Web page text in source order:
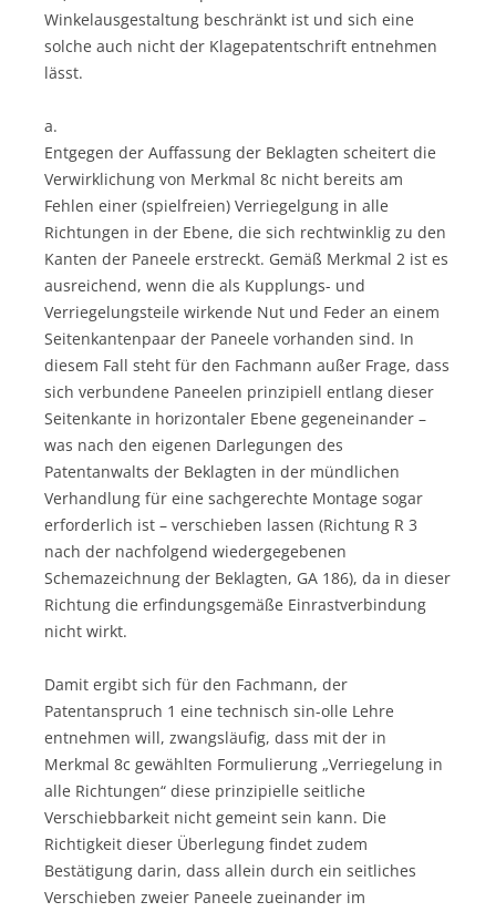
Winkelausgestaltung beschränkt ist und sich eine
solche auch nicht der Klagepatentschrift entnehmen
lässt.
a.
Entgegen der Auffassung der Beklagten scheitert die
Verwirklichung von Merkmal 8c nicht bereits am
Fehlen einer (spielfreien) Verriegelgung in alle
Richtungen in der Ebene, die sich rechtwinklig zu den
Kanten der Paneele erstreckt. Gemäß Merkmal 2 ist es
ausreichend, wenn die als Kupplungs- und
Verriegelungsteile wirkende Nut und Feder an einem
Seitenkantenpaar der Paneele vorhanden sind. In
diesem Fall steht für den Fachmann außer Frage, dass
sich verbundene Paneelen prinzipiell entlang dieser
Seitenkante in horizontaler Ebene gegeneinander –
was nach den eigenen Darlegungen des
Patentanwalts der Beklagten in der mündlichen
Verhandlung für eine sachgerechte Montage sogar
erforderlich ist – verschieben lassen (Richtung R 3
nach der nachfolgend wiedergegebenen
Schemazeichnung der Beklagten, GA 186), da in dieser
Richtung die erfindungsgemäße Einrastverbindung
nicht wirkt.
Damit ergibt sich für den Fachmann, der
Patentanspruch 1 eine technisch sin-olle Lehre
entnehmen will, zwangsläufig, dass mit der in
Merkmal 8c gewählten Formulierung „Verriegelung in
alle Richtungen“ diese prinzipielle seitliche
Verschiebbarkeit nicht gemeint sein kann. Die
Richtigkeit dieser Überlegung findet zudem
Bestätigung darin, dass allein durch ein seitliches
Verschieben zweier Paneele zueinander im